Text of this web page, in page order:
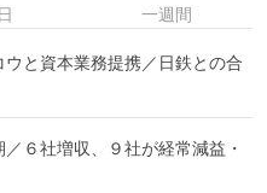
と資本業務提携／日鉄との合
６社増収、９社が経常減益・
一週間